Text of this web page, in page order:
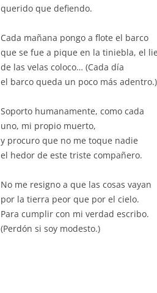
querido que defiendo.
Cada mañana pongo a flote el barco
que se fue a pique en la tiniebla, el
de las velas coloco… (Cada día
el barco queda un poco más adentro.)
Soporto humanamente, como cada
uno, mi propio muerto,
y procuro que no me toque nadie
el hedor de este triste compañero.
No me resigno a que las cosas vayan
por la tierra peor que por el cielo.
Para cumplir con mi verdad escribo.
(Perdón si soy modesto.)